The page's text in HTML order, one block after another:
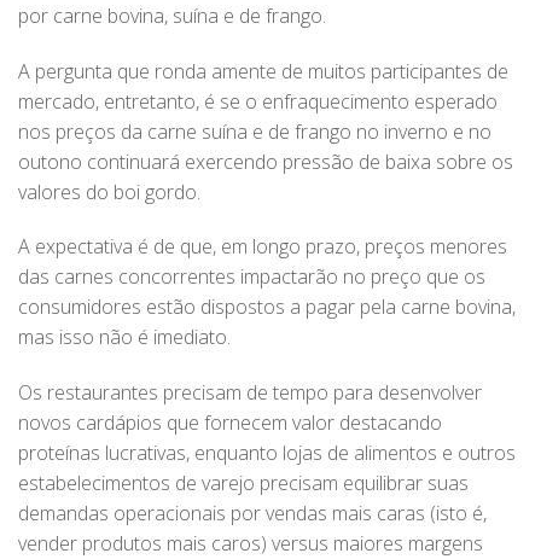
por carne bovina, suína e de frango.
A pergunta que ronda amente de muitos participantes de
mercado, entretanto, é se o enfraquecimento esperado
nos preços da carne suína e de frango no inverno e no
outono continuará exercendo pressão de baixa sobre os
valores do boi gordo.
A expectativa é de que, em longo prazo, preços menores
das carnes concorrentes impactarão no preço que os
consumidores estão dispostos a pagar pela carne bovina,
mas isso não é imediato.
Os restaurantes precisam de tempo para desenvolver
novos cardápios que fornecem valor destacando
proteínas lucrativas, enquanto lojas de alimentos e outros
estabelecimentos de varejo precisam equilibrar suas
demandas operacionais por vendas mais caras (isto é,
vender produtos mais caros) versus maiores margens